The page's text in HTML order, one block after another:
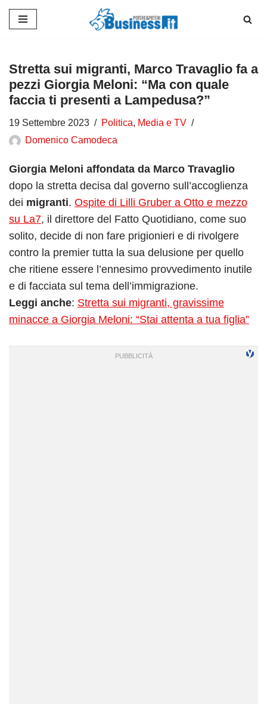
contenuto
Stretta sui migranti, Marco Travaglio fa a
pezzi Giorgia Meloni: “Ma con quale
faccia ti presenti a Lampedusa?”
19 Settembre 2023 Politica, Media e TV
Domenico Camodeca
Giorgia Meloni affondata da Marco Travaglio
dopo la stretta decisa dal governo sull’accoglienza
dei migranti. Ospite di Lilli Gruber a Otto e mezzo
su La7, il direttore del Fatto Quotidiano, come suo
solito, decide di non fare prigionieri e di rivolgere
contro la premier tutta la sua delusione per quello
che ritiene essere l’ennesimo provvedimento inutile
e di facciata sul tema dell’immigrazione.
Leggi anche: Stretta sui migranti, gravissime
minacce a Giorgia Meloni: “Stai attenta a tua figlia”